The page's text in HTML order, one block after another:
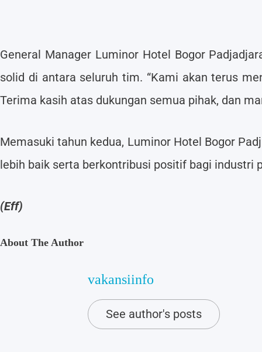
General Manager Luminor Hotel Bogor
solid di antara seluruh tim. “Kami akan terus
Terima kasih atas dukungan semua pihak, dan
Memasuki tahun kedua, Luminor Hotel Bogor
lebih baik serta berkontribusi positif bagi industri
(Eff)
About The Author
vakansiinfo
See author's posts